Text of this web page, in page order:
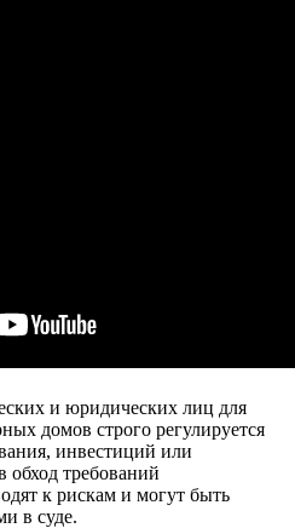
и юридических лиц для
домов строго регулируется
инвестиций или
обход требований
к рискам и могут быть
в суде.